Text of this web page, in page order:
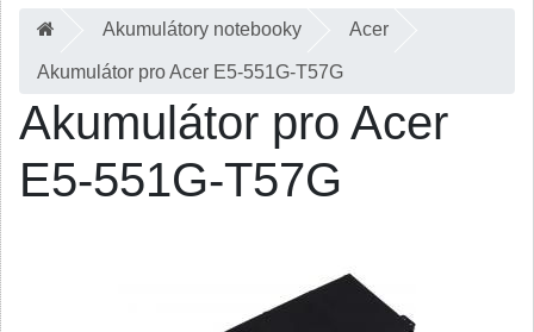
Akumulátory notebooky Acer
Akumulátor pro Acer E5-551G-T57G
Akumulátor pro Acer
E5-551G-T57G